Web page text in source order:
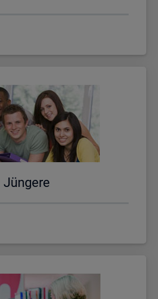
Jün­ge­re